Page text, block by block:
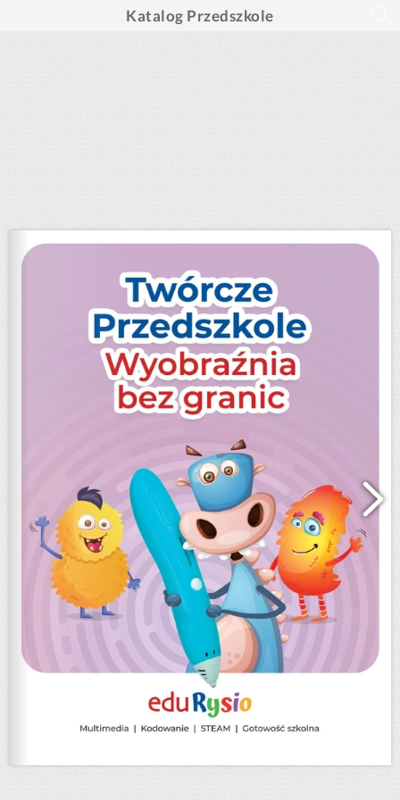
Katalog Przedszkole